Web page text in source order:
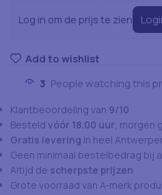
Log in om de prijs te zien
Add to wishlist
3 People watching this
Klantbeoordeling van 9/10
Besteld vóór 18.00 uur, morgen
Gratis levering in heel
Geen minimaal bestelbedrag bij
Altijd de scherpste prijzen
Grote voorraad van A-merk